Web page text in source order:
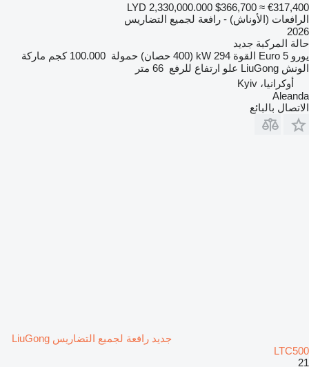
LYD 2,330,000.000 $366,700 ≈ €317,400
الرافعات (الأوناش) - رافعة لجميع التضاريس
2026
حالة المركبة جديد
يورو Euro 5 القوة 294 kW (400 حصان) حمولة 100.000 كجم
ماركة
الونش LiuGong علو ارتفاع للرفع 66 متر
أوكرانيا، Kyiv
Aleanda
الاتصال بالبائع
جديد رافعة لجميع التضاريس LiuGong
LTC500
21